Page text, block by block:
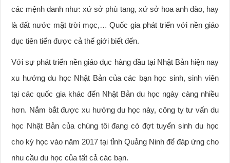
các mệnh danh như: xứ sở phù tang, xứ sở hoa anh đào, hay
là đất nước mặt trời mọc,… Quốc gia phát triển với nền giáo
dục tiên tiến được cả thế giới biết đến.
Với sự phát triển nền giáo dục hàng đầu tại Nhật Bản hiện nay
xu hướng du học Nhật Bản của các bạn học sinh, sinh viên
tại các quốc gia khác đến Nhật Bản du học ngày càng nhiều
hơn. Nắm bắt được xu hướng du học này, công ty tư vấn du
học Nhật Bản của chúng tôi đang có đợt tuyển sinh du học
cho kỳ học vào năm 2017 tại tỉnh Quảng Ninh để đáp ứng cho
nhu cầu du học của tất cả các bạn.